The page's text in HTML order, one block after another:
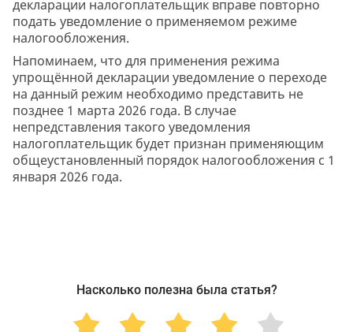
декларации налогоплательщик вправе повторно
подать уведомление о применяемом режиме
налогообложения.
Напоминаем, что для применения режима
упрощённой декларации уведомление о переходе
на данный режим необходимо представить не
позднее 1 марта 2026 года. В случае
непредставления такого уведомления
налогоплательщик будет признан применяющим
общеустановленный порядок налогообложения с 1
января 2026 года.
Насколько полезна была статья?